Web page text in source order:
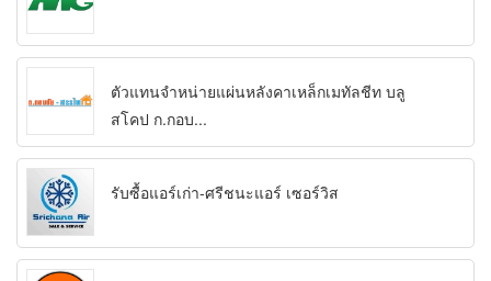
ตัวแทนจำหน่ายแผ่นหลังคาเหล็กเมทัลชีท บลู
สโคป ก.กอบ...
รับซื้อแอร์เก่า-ศรีชนะแอร์ เซอร์วิส